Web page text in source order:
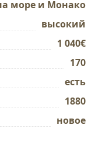
море и Монако
высокий
1 040€
170
есть
1880
новое